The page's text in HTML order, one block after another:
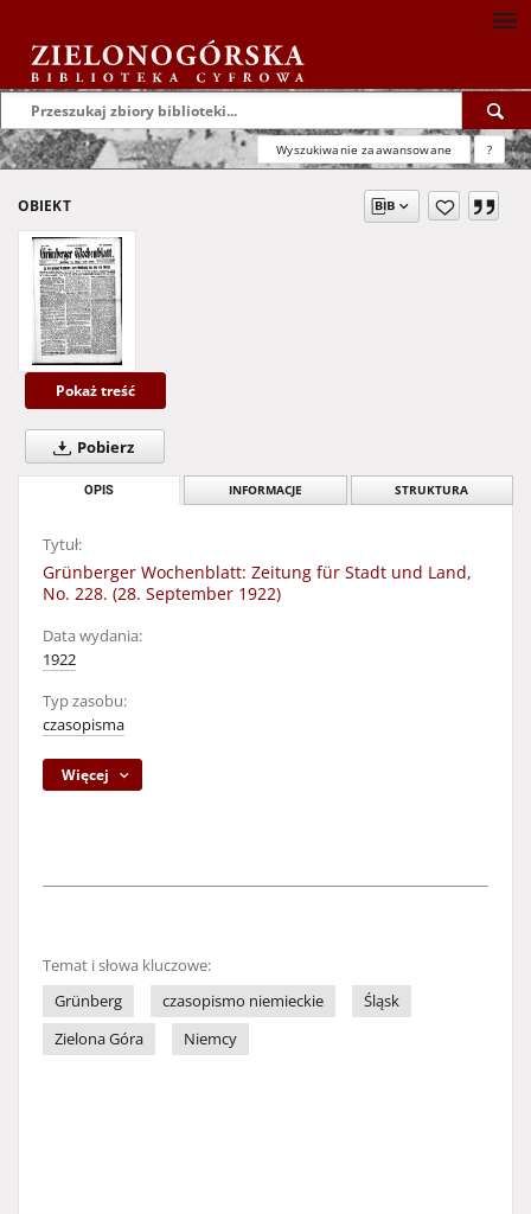
Wyszukiwanie zaawansowane ?
OBIEKT
Pokaż treść
Pobierz
OPIS INFORMACJE STRUKTURA
Tytuł:
Grünberger Wochenblatt: Zeitung für Stadt und Land,
No. 228. (28. September 1922)
Data wydania:
1922
Typ zasobu:
czasopisma
Więcej
Temat i słowa kluczowe:
Grünberg
czasopismo niemieckie
Śląsk
Zielona Góra
Niemcy